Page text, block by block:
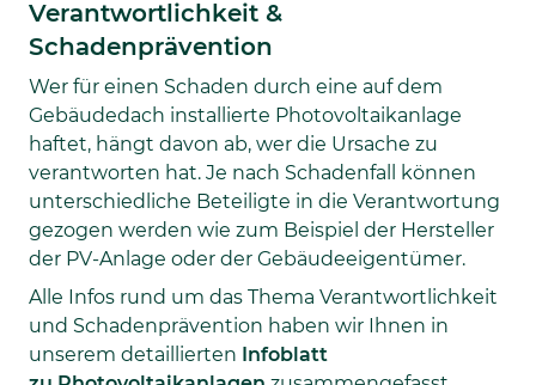
Verantwortlichkeit &
Schadenprävention
Wer für einen Schaden durch eine auf dem
Gebäudedach installierte Photovoltaikanlage
haftet, hängt davon ab, wer die Ursache zu
verantworten hat. Je nach Schadenfall können
unterschiedliche Beteiligte in die Verantwortung
gezogen werden wie zum Beispiel der Hersteller
der PV-Anlage oder der Gebäudeeigentümer.
Alle Infos rund um das Thema Verantwortlichkeit
und Schadenprävention haben wir Ihnen in
unserem detaillierten Infoblatt